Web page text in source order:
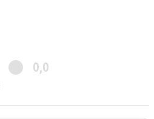
0,0